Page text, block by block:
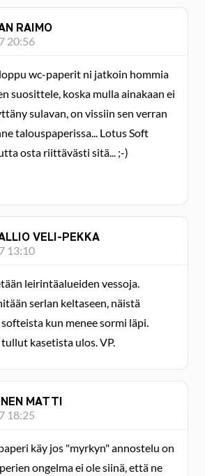
RAIMO
20:56
wc-paperit ni jatkoin hommia
suosittele, koska mulla ainakaan ei
sulavan, on vissiin sen verran
talouspaperissa... Lotus Soft
osta riittävästi sitä... ;-)
VELI-PEKKA
13:10
leirintäalueiden vessoja.
serlan keltaseen, näistä
kun menee sormi läpi.
kasetista ulos. VP.
MATTI
18:25
käy jos "myrkyn" annostelu on
ongelma ei ole siinä, että ne